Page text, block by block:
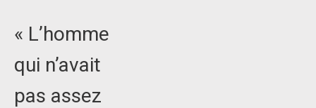
« L’homme
qui n’avait
pas assez